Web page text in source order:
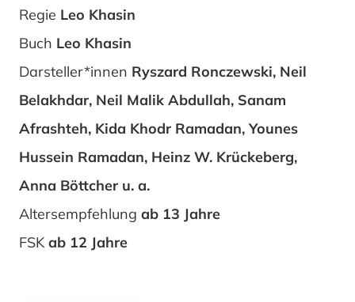
Regie Leo Khasin
Buch Leo Khasin
Darsteller*innen Ryszard Ronczewski, Neil
Belakhdar, Neil Malik Abdullah, Sanam
Afrashteh, Kida Khodr Ramadan, Younes
Hussein Ramadan, Heinz W. Krückeberg,
Anna Böttcher u. a.
Altersempfehlung ab 13 Jahre
FSK ab 12 Jahre